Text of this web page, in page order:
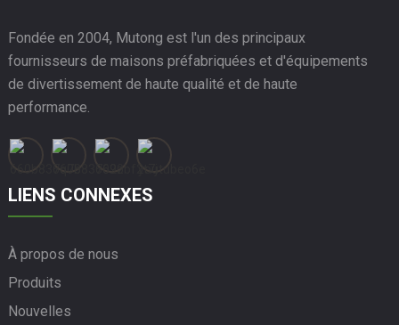
Fondée en 2004, Mutong est l'un des principaux
fournisseurs de maisons préfabriquées et d'équipements
de divertissement de haute qualité et de haute
performance.
LIENS CONNEXES
À propos de nous
Produits
Nouvelles